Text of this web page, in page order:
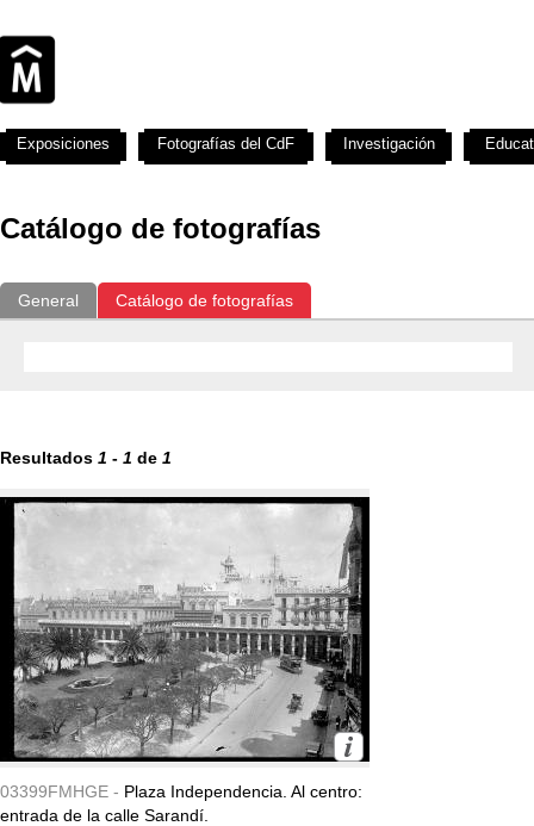
Catálogo de fotografías
General Catálogo de fotografías
Resultados 1 - 1 de 1
03399FMHGE - Plaza Independencia. Al centro:
entrada de la calle Sarandí.
Exposiciones Fotografías del CdF Investigación